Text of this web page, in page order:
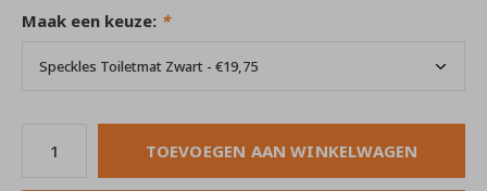
Maak een keuze: *
TOEVOEGEN AAN WINKELWAGEN